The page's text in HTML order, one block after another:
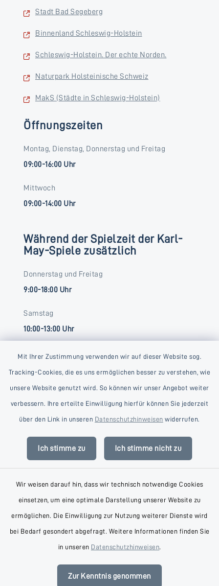
Mit Ihrer Zustimmung verwenden wir auf dieser Website sog.
Tracking-Cookies, die es uns ermöglichen besser zu verstehen, wie
unsere Website genutzt wird. So können wir unser Angebot weiter
verbessern. Ihre erteilte Einwilligung hierfür können Sie jederzeit
über den Link in unseren Datenschutzhinweisen widerrufen.
Ich stimme zu Ich stimme nicht zu
Wir weisen darauf hin, dass wir technisch notwendige Cookies
einsetzen, um eine optimale Darstellung unserer Website zu
ermöglichen. Die Einwilligung zur Nutzung weiterer Dienste wird
bei Bedarf gesondert abgefragt. Weitere Informationen finden Sie
in unseren Datenschutzhinweisen.
Zur Kenntnis genommen
Stadt Bad Segeberg
Binnenland Schleswig-Holstein
Schleswig-Holstein. Der echte Norden.
Naturpark Holsteinische Schweiz
MakS (Städte in Schleswig-Holstein)
Öffnungszeiten
Montag, Dienstag, Donnerstag und Freitag
09:00-16:00 Uhr
Mittwoch
09:00-14:00 Uhr
Während der Spielzeit der Karl-
May-Spiele zusätzlich
Donnerstag und Freitag
9:00-18:00 Uhr
Samstag
10:00-13:00 Uhr
Kontakt
Datenschutz
Impressum
Sitemap